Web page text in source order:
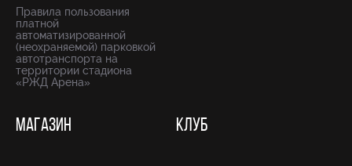
Правила пользования
платной
автоматизированной
(неохраняемой) парковкой
автотранспорта на
территории стадиона
«РЖД Арена»
МАГАЗИН КЛУБ